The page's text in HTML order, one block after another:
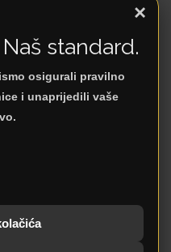
×
standard.
osigurali pravilno
i unaprijedili vaše